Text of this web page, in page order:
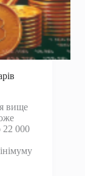
вище
22 000